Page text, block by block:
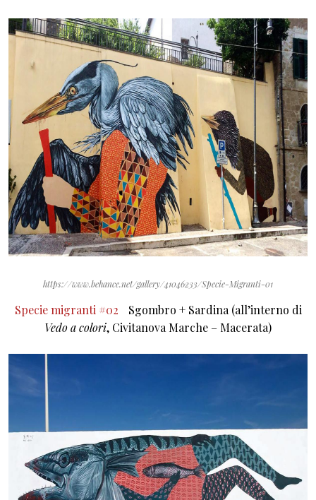
https://www.behance.net/gallery/41046233/Specie-Migranti-01
Specie migranti #02 Sgombro + Sardina (all’interno di
Vedo a colori, Civitanova Marche – Macerata)